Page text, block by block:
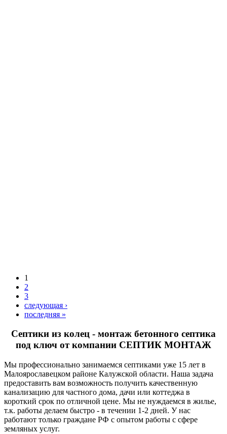
1
2
3
следующая ›
последняя »
Септики из колец - монтаж бетонного септика
под ключ от компании СЕПТИК МОНТАЖ
Мы профессионально занимаемся септиками уже 15 лет в
Малоярославецком районе Калужской области. Наша задача
предоставить вам возможность получить качественную
канализацию для частного дома, дачи или коттеджа в
короткий срок по отличной цене. Мы не нуждаемся в жилье,
т.к. работы делаем быстро - в течении 1-2 дней. У нас
работают только граждане РФ с опытом работы с сфере
земляных услуг.